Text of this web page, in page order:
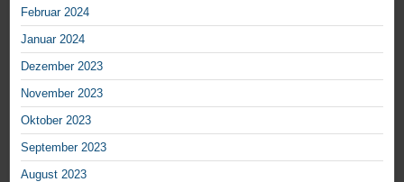
Februar 2024
Januar 2024
Dezember 2023
November 2023
Oktober 2023
September 2023
August 2023